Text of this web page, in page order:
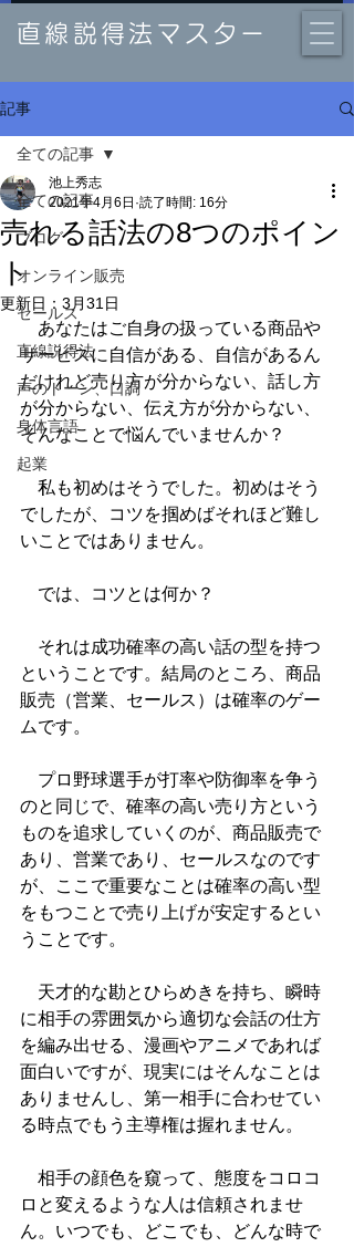
直線説得法マスター
記事
全ての記事
ブログ
オンライン販売
セールス
直線説得法
声のトーン、口調
身体言語
起業
全ての記事
売れる話法の8つのポイン
ト
池上秀志
2021年4月6日 読了時間: 16分
更新日： 3月31日
あなたはご自身の扱っている商品や
サービスに自信がある、自信があるん
だけれど売り方が分からない、話し方
が分からない、伝え方が分からない、
そんなことで悩んでいませんか？
私も初めはそうでした。初めはそう
でしたが、コツを掴めばそれほど難し
いことではありません。
では、コツとは何か？
それは成功確率の高い話の型を持つ
ということです。結局のところ、商品
販売（営業、セールス）は確率のゲー
ムです。
プロ野球選手が打率や防御率を争う
のと同じで、確率の高い売り方という
ものを追求していくのが、商品販売で
あり、営業であり、セールスなのです
が、ここで重要なことは確率の高い型
をもつことで売り上げが安定するとい
うことです。
天才的な勘とひらめきを持ち、瞬時
に相手の雰囲気から適切な会話の仕方
を編み出せる、漫画やアニメであれば
面白いですが、現実にはそんなことは
ありませんし、第一相手に合わせてい
る時点でもう主導権は握れません。
相手の顔色を窺って、態度をコロコ
ロと変えるような人は信頼されませ
ん。いつでも、どこでも、どんな時で